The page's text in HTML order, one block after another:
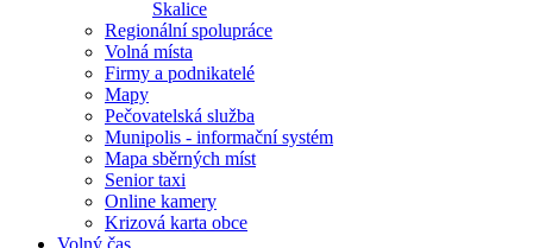
Skalice
Regionální spolupráce
Volná místa
Firmy a podnikatelé
Mapy
Pečovatelská služba
Munipolis - informační systém
Mapa sběrných míst
Senior taxi
Online kamery
Krizová karta obce
Volný čas